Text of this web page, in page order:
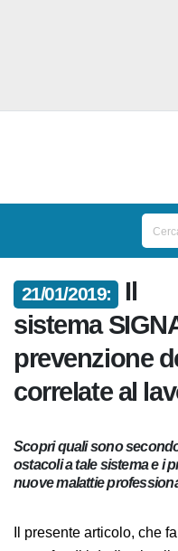
21/01/2019:
Il
sistema
prevenzione
correlate al
Scopri quali sono
gli ostacoli a tale sistema
nuove malattie
Il presente articolo,